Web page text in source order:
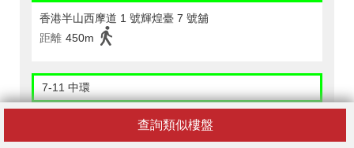
查詢類似樓盤
香港半山西摩道 1 號輝煌臺 7 號舖
距離 450m
7-11 中環